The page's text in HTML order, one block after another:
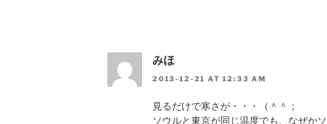
みほ
2013-12-21 AT 12:33 AM
見るだけで寒さが・・・（＾＾；
ソウルと東京が同じ温度でも、なぜか